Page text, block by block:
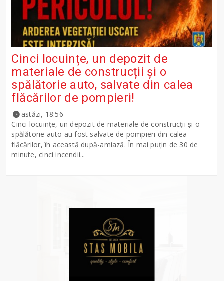
Cinci locuințe, un depozit de
materiale de construcții și o
spălătorie auto, salvate din calea
flăcărilor de pompieri!
astăzi, 18:56
Cinci locuințe, un depozit de materiale de construcții și o
spălătorie auto au fost salvate de pompieri din calea
flăcărilor, în această după-amiază. În mai puțin de 30 de
minute, cinci incendii...